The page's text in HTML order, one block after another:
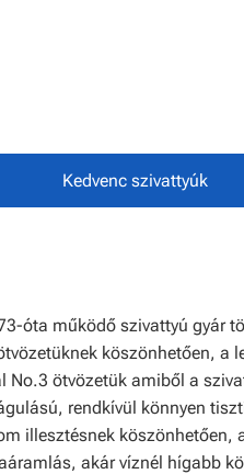
Kedvenc szivattyúk
óta működő szivattyú gyár
köszönhetően, a
ötvözetük amiből a
rendkívül könnyen
illesztésnek köszönhetően,
akár víznél hígabb